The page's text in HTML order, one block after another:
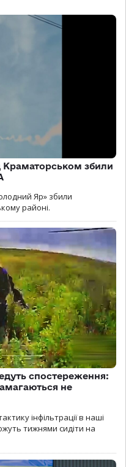
збили
Яр» збили
районі.
спостереження:
не
інфільтрації в наші
тижнями сидіти на